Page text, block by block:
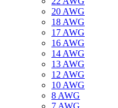
20 AWG
18 AWG
17 AWG
16 AWG
14 AWG
13 AWG
12 AWG
10 AWG
8 AWG
7 AWG